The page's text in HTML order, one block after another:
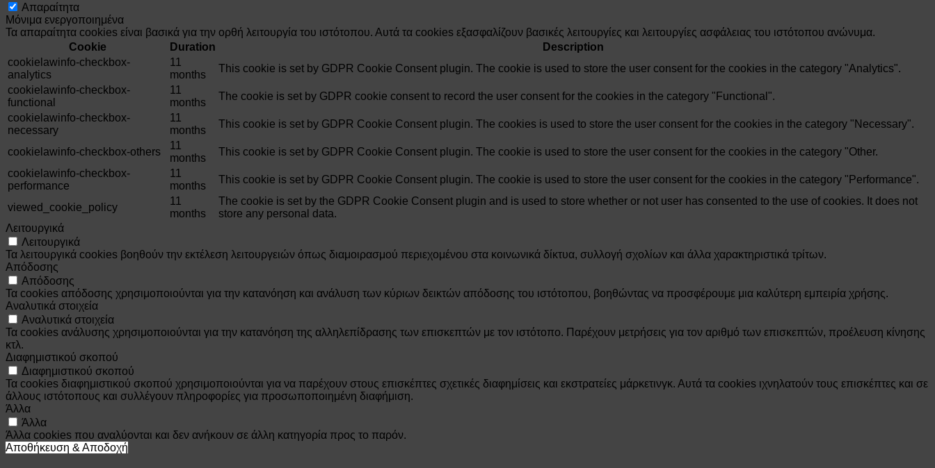
Απαραίτητα
Μόνιμα ενεργοποιημένα
Τα απαραίτητα cookies είναι βασικά για την ορθή λειτουργία του ιστότοπου. Αυτά τα cookies εξασφαλίζουν βασικές λειτουργίες και λειτουργίες ασφάλειας του ιστότοπου ανώνυμα.
Cookie
Duration
Description
cookielawinfo-checkbox-
analytics
11
months
This cookie is set by GDPR Cookie Consent plugin. The cookie is used to store the user consent for the cookies in the category "Analytics".
cookielawinfo-checkbox-
functional
11
months
The cookie is set by GDPR cookie consent to record the user consent for the cookies in the category "Functional".
cookielawinfo-checkbox-
necessary
11
months
This cookie is set by GDPR Cookie Consent plugin. The cookies is used to store the user consent for the cookies in the category "Necessary".
cookielawinfo-checkbox-others
11
months
This cookie is set by GDPR Cookie Consent plugin. The cookie is used to store the user consent for the cookies in the category "Other.
cookielawinfo-checkbox-
performance
11
months
This cookie is set by GDPR Cookie Consent plugin. The cookie is used to store the user consent for the cookies in the category "Performance".
viewed_cookie_policy
11
months
The cookie is set by the GDPR Cookie Consent plugin and is used to store whether or not user has consented to the use of cookies. It does not
store any personal data.
Λειτουργικά
Λειτουργικά
Τα λειτουργικά cookies βοηθούν την εκτέλεση λειτουργειών όπως διαμοιρασμού περιεχομένου στα κοινωνικά δίκτυα, συλλογή σχολίων και άλλα χαρακτηριστικά τρίτων.
Απόδοσης
Απόδοσης
Τα cookies απόδοσης χρησιμοποιούνται για την κατανόηση και ανάλυση των κύριων δεικτών απόδοσης του ιστότοπου, βοηθώντας να προσφέρουμε μια καλύτερη εμπειρία χρήσης.
Αναλυτικά στοιχεία
Αναλυτικά στοιχεία
Τα cookies ανάλυσης χρησιμοποιούνται για την κατανόηση της αλληλεπίδρασης των επισκεπτών με τον ιστότοπο. Παρέχουν μετρήσεις για τον αριθμό των επισκεπτών, προέλευση κίνησης
κτλ.
Διαφημιστικού σκοπού
Διαφημιστικού σκοπού
Τα cookies διαφημιστικού σκοπού χρησιμοποιούνται για να παρέχουν στους επισκέπτες σχετικές διαφημίσεις και εκστρατείες μάρκετινγκ. Αυτά τα cookies ιχνηλατούν τους επισκέπτες και σε
άλλους ιστότοπους και συλλέγουν πληροφορίες για προσωποποιημένη διαφήμιση.
Άλλα
Άλλα
Άλλα cookies που αναλύονται και δεν ανήκουν σε άλλη κατηγορία προς το παρόν.
Αποθήκευση & Αποδοχή